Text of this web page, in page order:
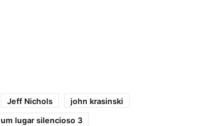
Jeff Nichols
john krasinski
um lugar silencioso 3